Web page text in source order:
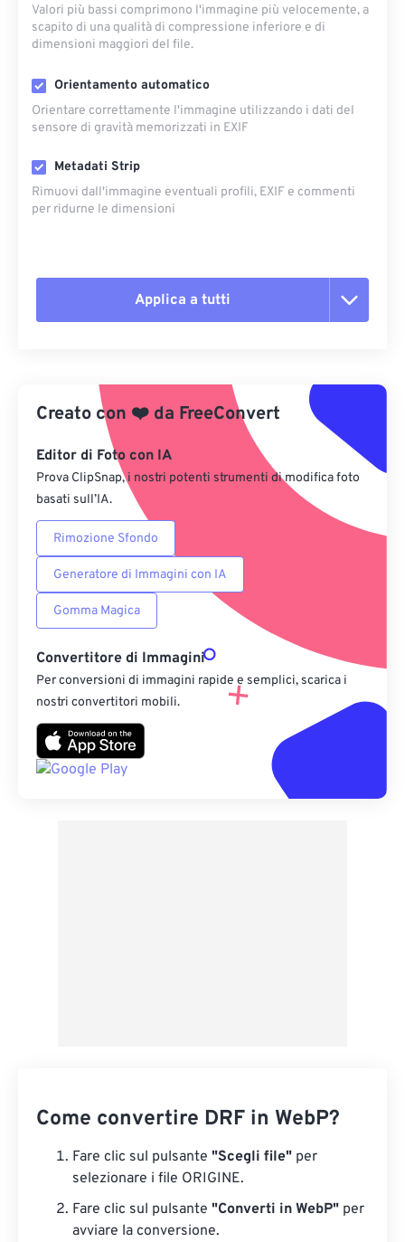
Valori più bassi comprimono l'immagine più velocemente, a
scapito di una qualità di compressione inferiore e di
dimensioni maggiori del file.
Orientamento automatico
Orientare correttamente l'immagine utilizzando i dati del
sensore di gravità memorizzati in EXIF
Metadati Strip
Rimuovi dall'immagine eventuali profili, EXIF ​​e commenti
per ridurne le dimensioni
Applica a tutti
Applica da preimpostazione
Salva come predefinito
Creato con ❤️ da FreeConvert
Editor di Foto con IA
Prova ClipSnap, i nostri potenti strumenti di modifica foto
basati sull’IA.
Rimozione Sfondo
Generatore di Immagini con IA
Gomma Magica
Convertitore di Immagini
Per conversioni di immagini rapide e semplici, scarica i
nostri convertitori mobili.
Come convertire DRF in WebP?
Fare clic sul pulsante "Scegli file" per
selezionare i file ORIGINE.
Fare clic sul pulsante "Converti in WebP" per
avviare la conversione.